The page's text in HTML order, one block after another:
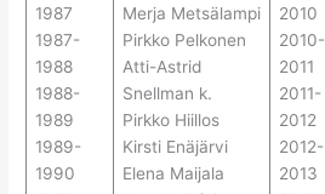
1987
1987-
1988
1988-
1989
1989-
1990
Merja Metsälampi
Pirkko Pelkonen
Atti-Astrid
Snellman k.
Pirkko Hiillos
Kirsti Enäjärvi
Elena Maijala
2010
2010-
2011
2011-
2012
2012-
2013